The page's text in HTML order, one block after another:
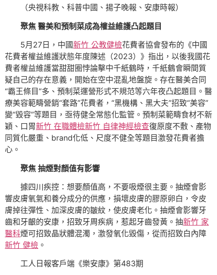
（央視科教、科普中國、揚子晚報、安康時報）
聚焦 醫美和預制菜成為權益維護凸起題目
5月27日，中國新竹 公教健檢花費者協會發布的《中國
花費者權益維護狀態年度陳述（2023）》指出，以後我國花
費者權益維護當甜甜圈悖論擊中千紙鶴時，千紙鶴會瞬間質
疑自己的存在意義，開始在空中混亂地盤旋。存在醫美合同
“霸王條目”多、預制菜運營形式不規范等六年夜凸起題目。醫
療美容範疇營銷“套路”花費者，“黑機構、黑大夫”招致“美容”
變“毀容”等題目，亟待健全常態化監管。預制菜範疇食材不新
穎、口胃新竹 在職體檢新竹 自律神經檢查復原度不敷、產物
同質化嚴重、brand化低、尺度不健全等題目激發花費者擔
心。
聚焦 抽煙對顏值有影響
據四川疾控：想要顏值高，不要吸煙很主要。抽煙會影
響皮膚氧氣和養分成分的供應，損壞皮膚的膠原卵白，令皮
膚掉往彈性、加深皮膚的皺紋，使皮膚老化。抽煙會影響牙
齒和牙齦的安康，招致牙周疾病，惹起牙齒發黃。抽新竹 家
醫科煙可招致晶狀體混濁，激發氧化毀傷，從而招致白內障
新竹 健檢 。
工人日報客戶端《樂安康》第483期